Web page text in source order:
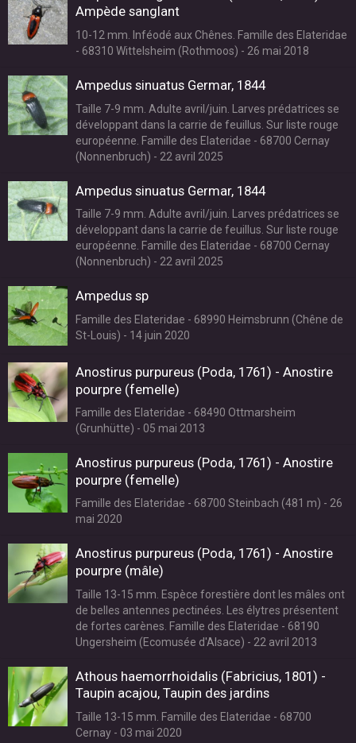
Ampède sanglant
10-12 mm. Inféodé aux Chênes. Famille des Elateridae
- 68310 Wittelsheim (Rothmoos) - 26 mai 2018
Ampedus sinuatus Germar, 1844
Taille 7-9 mm. Adulte avril/juin. Larves prédatrices se
développant dans la carrie de feuillus. Sur liste rouge
européenne. Famille des Elateridae - 68700 Cernay
(Nonnenbruch) - 22 avril 2025
Ampedus sinuatus Germar, 1844
Taille 7-9 mm. Adulte avril/juin. Larves prédatrices se
développant dans la carrie de feuillus. Sur liste rouge
européenne. Famille des Elateridae - 68700 Cernay
(Nonnenbruch) - 22 avril 2025
Ampedus sp
Famille des Elateridae - 68990 Heimsbrunn (Chêne de
St-Louis) - 14 juin 2020
Anostirus purpureus (Poda, 1761) - Anostire
pourpre (femelle)
Famille des Elateridae - 68490 Ottmarsheim
(Grunhütte) - 05 mai 2013
Anostirus purpureus (Poda, 1761) - Anostire
pourpre (femelle)
Famille des Elateridae - 68700 Steinbach (481 m) - 26
mai 2020
Anostirus purpureus (Poda, 1761) - Anostire
pourpre (mâle)
Taille 13-15 mm. Espèce forestière dont les mâles ont
de belles antennes pectinées. Les élytres présentent
de fortes carènes. Famille des Elateridae - 68190
Ungersheim (Ecomusée d'Alsace) - 22 avril 2013
Athous haemorrhoidalis (Fabricius, 1801) -
Taupin acajou, Taupin des jardins
Taille 13-15 mm. Famille des Elateridae - 68700
Cernay - 03 mai 2020